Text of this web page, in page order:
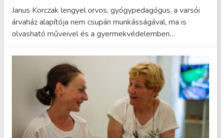
Janus Korczak lengyel orvos, gyógypedagógus, a varsói
árvaház alapítója nem csupán munkásságával, ma is
olvasható műveivel és a gyermekvédelemben…